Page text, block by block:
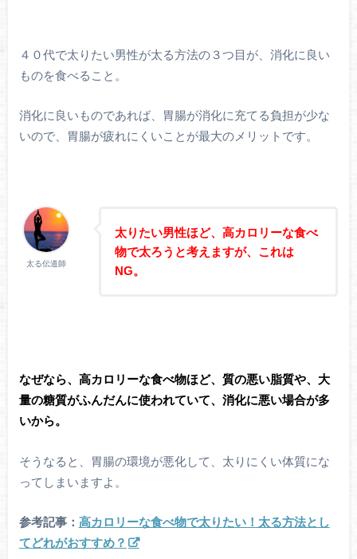
４０代で太りたい男性が太る方法の３つ目が、消化に良い
ものを食べること。
消化に良いものであれば、胃腸が消化に充てる負担が少な
いので、胃腸が疲れにくいことが最大のメリットです。
太る伝道師
太りたい男性ほど、高カロリーな食べ
物で太ろうと考えますが、これは
NG。
なぜなら、高カロリーな食べ物ほど、質の悪い脂質や、大
量の糖質がふんだんに使われていて、消化に悪い場合が多
いから。
そうなると、胃腸の環境が悪化して、太りにくい体質にな
ってしまいますよ。
参考記事： 高カロリーな食べ物で太りたい！太る方法とし
てどれがおすすめ？